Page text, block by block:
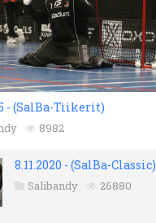
- (SalBa-Tiikerit)
8982
8.11.2020 - (SalBa-Classic)
Salibandy 26880